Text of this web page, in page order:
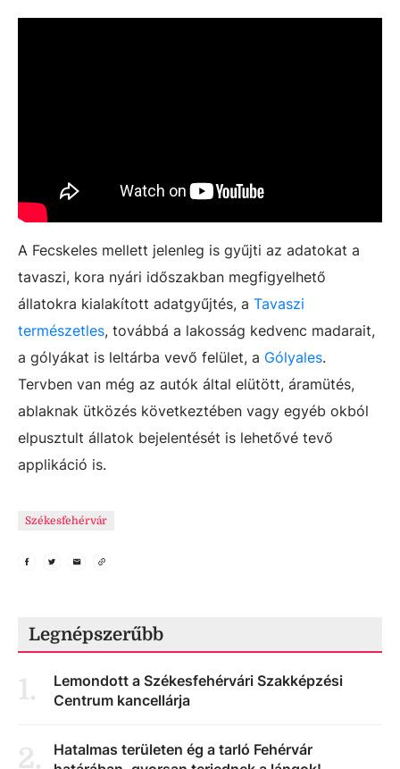
A Fecskeles mellett jelenleg is gyűjti az adatokat a
tavaszi, kora nyári időszakban megfigyelhető
állatokra kialakított adatgyűjtés, a Tavaszi
természetles, továbbá a lakosság kedvenc madarait,
a gólyákat is leltárba vevő felület, a Gólyales.
Tervben van még az autók által elütött, áramütés,
ablaknak ütközés következtében vagy egyéb okból
elpusztult állatok bejelentését is lehetővé tevő
applikáció is.
Székesfehérvár
Legnépszerűbb
1.
Lemondott a Székesfehérvári Szakképzési
Centrum kancellárja
2.
Hatalmas területen ég a tarló Fehérvár